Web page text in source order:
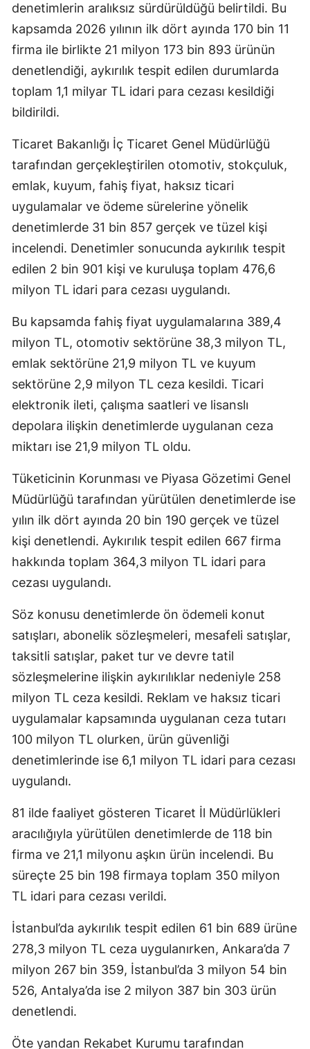
denetimlerin aralıksız sürdürüldüğü belirtildi. Bu
kapsamda 2026 yılının ilk dört ayında 170 bin 11
firma ile birlikte 21 milyon 173 bin 893 ürünün
denetlendiği, aykırılık tespit edilen durumlarda
toplam 1,1 milyar TL idari para cezası kesildiği
bildirildi.
Ticaret Bakanlığı İç Ticaret Genel Müdürlüğü
tarafından gerçekleştirilen otomotiv, stokçuluk,
emlak, kuyum, fahiş fiyat, haksız ticari
uygulamalar ve ödeme sürelerine yönelik
denetimlerde 31 bin 857 gerçek ve tüzel kişi
incelendi. Denetimler sonucunda aykırılık tespit
edilen 2 bin 901 kişi ve kuruluşa toplam 476,6
milyon TL idari para cezası uygulandı.
Bu kapsamda fahiş fiyat uygulamalarına 389,4
milyon TL, otomotiv sektörüne 38,3 milyon TL,
emlak sektörüne 21,9 milyon TL ve kuyum
sektörüne 2,9 milyon TL ceza kesildi. Ticari
elektronik ileti, çalışma saatleri ve lisanslı
depolara ilişkin denetimlerde uygulanan ceza
miktarı ise 21,9 milyon TL oldu.
Tüketicinin Korunması ve Piyasa Gözetimi Genel
Müdürlüğü tarafından yürütülen denetimlerde ise
yılın ilk dört ayında 20 bin 190 gerçek ve tüzel
kişi denetlendi. Aykırılık tespit edilen 667 firma
hakkında toplam 364,3 milyon TL idari para
cezası uygulandı.
Söz konusu denetimlerde ön ödemeli konut
satışları, abonelik sözleşmeleri, mesafeli satışlar,
taksitli satışlar, paket tur ve devre tatil
sözleşmelerine ilişkin aykırılıklar nedeniyle 258
milyon TL ceza kesildi. Reklam ve haksız ticari
uygulamalar kapsamında uygulanan ceza tutarı
100 milyon TL olurken, ürün güvenliği
denetimlerinde ise 6,1 milyon TL idari para cezası
uygulandı.
81 ilde faaliyet gösteren Ticaret İl Müdürlükleri
aracılığıyla yürütülen denetimlerde de 118 bin
firma ve 21,1 milyonu aşkın ürün incelendi. Bu
süreçte 25 bin 198 firmaya toplam 350 milyon
TL idari para cezası verildi.
İstanbul’da aykırılık tespit edilen 61 bin 689 ürüne
278,3 milyon TL ceza uygulanırken, Ankara’da 7
milyon 267 bin 359, İstanbul’da 3 milyon 54 bin
526, Antalya’da ise 2 milyon 387 bin 303 ürün
denetlendi.
Öte yandan Rekabet Kurumu tarafından